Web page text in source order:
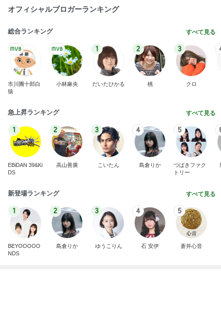
オフィシャルブロガーランキング
総合ランキング すべて見る
市川團十郎白
猿
小林麻央
1
だいたひかる
2
桃
3
クロ
急上昇ランキング すべて見る
1
EBiDAN 39&Ki
DS
2
高山善廣
3
こいたん
4
島倉りか
5
つばきファク
トリー
新登場ランキング すべて見る
1
BEYOOOOO
NDS
2
島倉りか
3
ゆうこりん
4
石 安伊
5
蒼井心音